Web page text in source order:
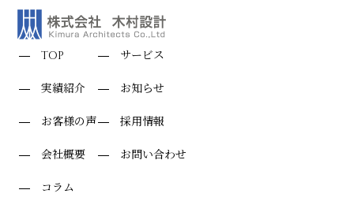
TOP
実績紹介
お客様の声
会社概要
コラム
サービス
お知らせ
採用情報
お問い合わせ